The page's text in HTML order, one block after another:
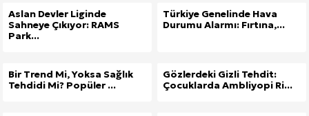
Aslan Devler Liginde
Sahneye Çıkıyor: RAMS
Park...
Türkiye Genelinde Hava
Durumu Alarmı: Fırtına,...
Bir Trend Mi, Yoksa Sağlık
Tehdidi Mi? Popüler ...
Gözlerdeki Gizli Tehdit:
Çocuklarda Ambliyopi Ri...